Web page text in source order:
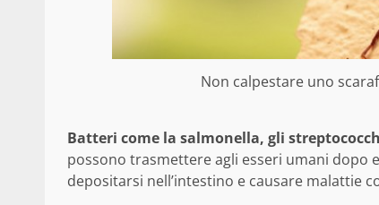
Non calpestare uno
Batteri come la salmonella, gli
possono trasmettere agli esseri umani dopo
depositarsi nell’intestino e causare malattie